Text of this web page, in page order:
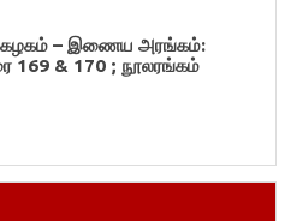
கழகம் – இணைய அரங்கம்:
169 & 170 ; நூலரங்கம்